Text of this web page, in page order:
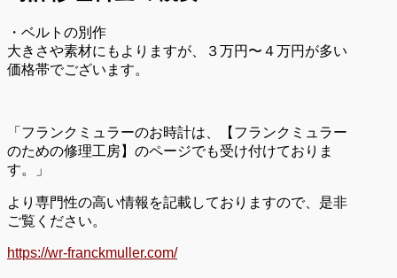
・ベルトの別作
大きさや素材にもよりますが、３万円〜４万円が多い
価格帯でございます。
「フランクミュラーのお時計は、【フランクミュラー
のための修理工房】のページでも受け付けておりま
す。」
より専門性の高い情報を記載しておりますので、是非
ご覧ください。
https://wr-franckmuller.com/